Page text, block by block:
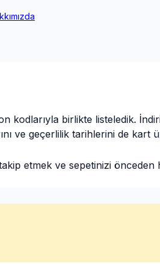
kodlarıyla birlikte listeledik.
ve geçerlilik tarihlerini de kart
etmek ve sepetinizi önceden